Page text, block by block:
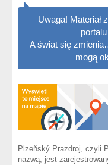
Uwaga! Materiał
A świat się
mogą
Plzeňský Prazdroj, czyli
nazwą, jest